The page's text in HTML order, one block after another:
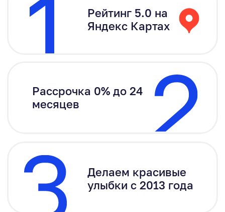
Исмаил Д.
коронки. Всё сделали за два визита,
результат выглядит естественно и
аккуратно. Отдельно порадовало, что
ненавязывали лишние процедуры.
Читать полный отзыв